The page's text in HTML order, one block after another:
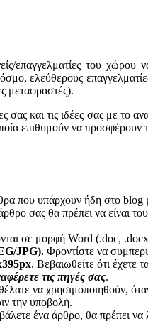
επαγγελματίες του
ελεύθερους
μεταφραστές).
σας και τις ιδέες σας
επιθυμούν να προσφέρουν
που υπάρχουν ήδη στο blog
σας θα πρέπει να είναι
σε μορφή Word (.doc,
JPG). Φροντίστε να
. Βεβαιωθείτε ότι έχετε
τις πηγές σας.
να χρησιμοποιηθούν,
την υποβολή.
ένα άρθρο, θα πρέπει να